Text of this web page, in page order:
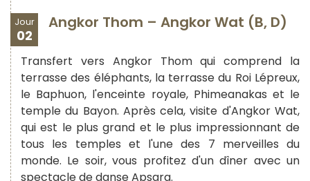
Jour
02
Angkor Thom – Angkor Wat (B, D)
Transfert vers Angkor Thom qui comprend la
terrasse des éléphants, la terrasse du Roi Lépreux,
le Baphuon, l'enceinte royale, Phimeanakas et le
temple du Bayon. Après cela, visite d'Angkor Wat,
qui est le plus grand et le plus impressionnant de
tous les temples et l'une des 7 merveilles du
monde. Le soir, vous profitez d'un dîner avec un
spectacle de danse Apsara.